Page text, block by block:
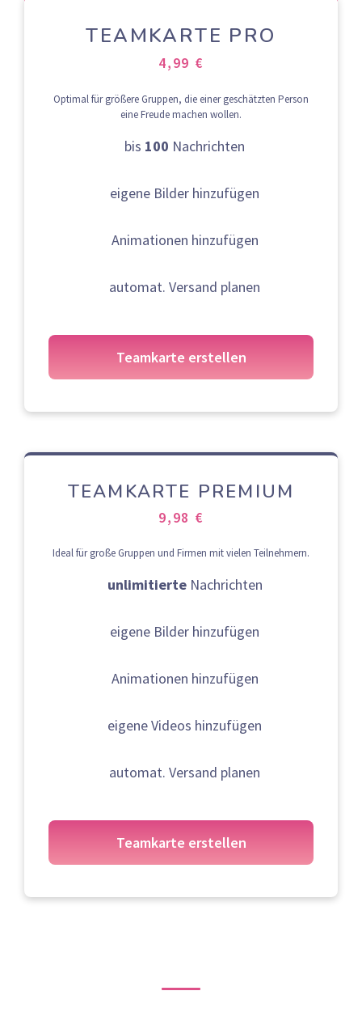
TEAMKARTE PRO
4,99 €
Optimal für größere Gruppen, die einer geschätzten Person
eine Freude machen wollen.
bis 100 Nachrichten
eigene Bilder hinzufügen
Animationen hinzufügen
automat. Versand planen
Teamkarte erstellen
TEAMKARTE PREMIUM
9,98 €
Ideal für große Gruppen und Firmen mit vielen Teilnehmern.
unlimitierteNachrichten
eigene Bilder hinzufügen
Animationen hinzufügen
eigene Videos hinzufügen
automat. Versand planen
Teamkarte erstellen